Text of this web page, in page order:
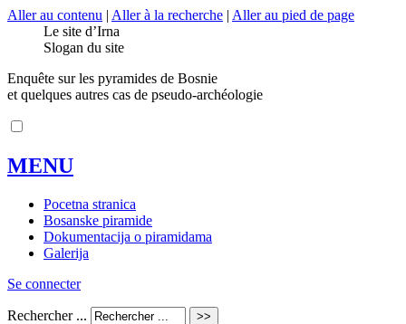
Aller au contenu | Aller à la recherche | Aller au pied de page
Le site d’Irna
Slogan du site
Enquête sur les pyramides de Bosnie
et quelques autres cas de pseudo-archéologie
MENU
Pocetna stranica
Bosanske piramide
Dokumentacija o piramidama
Galerija
Se connecter
Rechercher ...